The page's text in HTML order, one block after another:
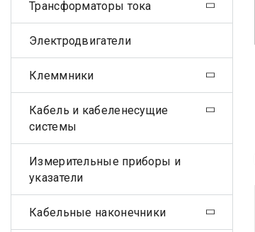
Трансформаторы тока
Электродвигатели
Клеммники
Кабель и кабеленесущие
системы
Измерительные приборы и
указатели
Кабельные наконечники